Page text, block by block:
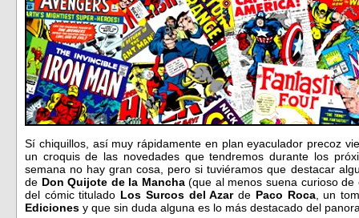
Sí chiquillos, así muy rápidamente en plan eyaculador precoz
un croquis de las novedades que tendremos durante los
semana no hay gran cosa, pero si tuviéramos que destacar
de Don Quijote de la Mancha(que al menos suena curioso de
del cómic titulado Los Surcos del Azarde Paco Roca, un
Ediciones y que sin duda alguna es lo más destacado del